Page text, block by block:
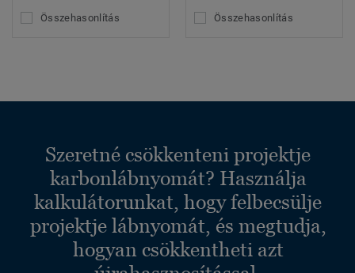
Összehasonlítás Összehasonlítás
Szeretné csökkenteni projektje
karbonlábnyomát? Használja
kalkulátorunkat, hogy felbecsülje
projektje lábnyomát, és megtudja,
hogyan csökkentheti azt